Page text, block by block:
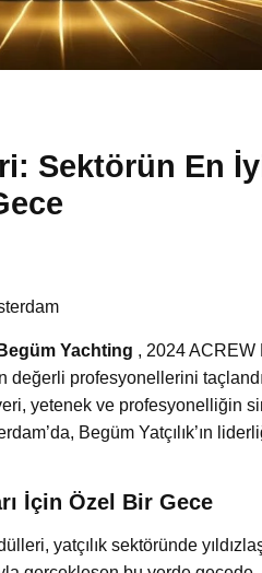
Sektörün En
Begüm Yachting , 2024 ACREW
profesyonellerini
yetenek ve profesyonelliğin
Begüm Yatçılık’ın
İçin Özel Bir Gece
yatçılık sektöründe